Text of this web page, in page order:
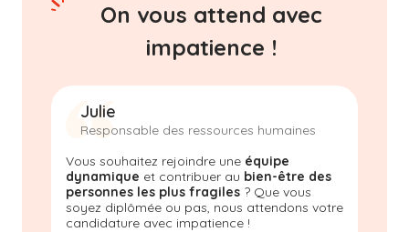
On vous attend avec
impatience !
Julie
Responsable des ressources humaines
Vous souhaitez rejoindre une équipe
dynamique et contribuer au bien-être des
personnes les plus fragiles ? Que vous
soyez diplômée ou pas, nous attendons votre
candidature avec impatience !